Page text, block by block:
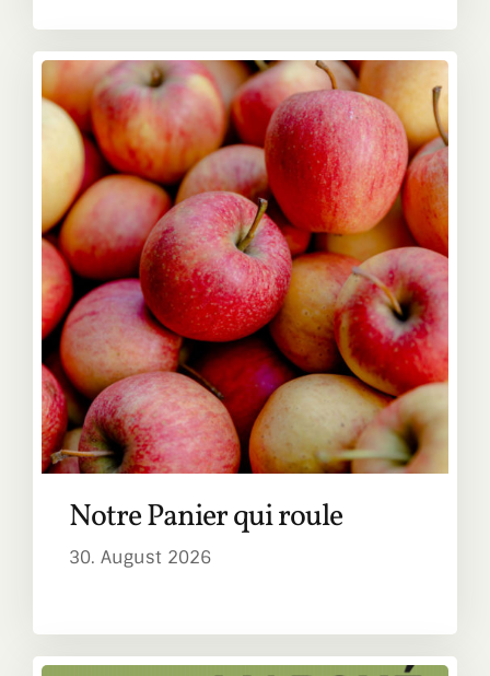
OK
European Commission | Cookies Policy
Notre Panier qui roule
30. August 2026